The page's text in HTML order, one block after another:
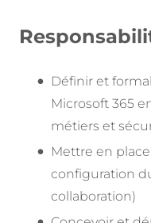
Définir et
Microsoft 365
métiers et
Mettre en
configuration
collaboration)